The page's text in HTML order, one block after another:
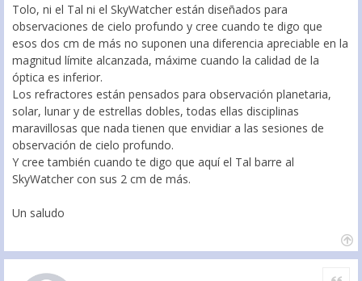
Tolo, ni el Tal ni el SkyWatcher están diseñados para
observaciones de cielo profundo y cree cuando te digo que
esos dos cm de más no suponen una diferencia apreciable en la
magnitud límite alcanzada, máxime cuando la calidad de la
óptica es inferior.
Los refractores están pensados para observación planetaria,
solar, lunar y de estrellas dobles, todas ellas disciplinas
maravillosas que nada tienen que envidiar a las sesiones de
observación de cielo profundo.
Y cree también cuando te digo que aquí el Tal barre al
SkyWatcher con sus 2 cm de más.
Un saludo
Citar